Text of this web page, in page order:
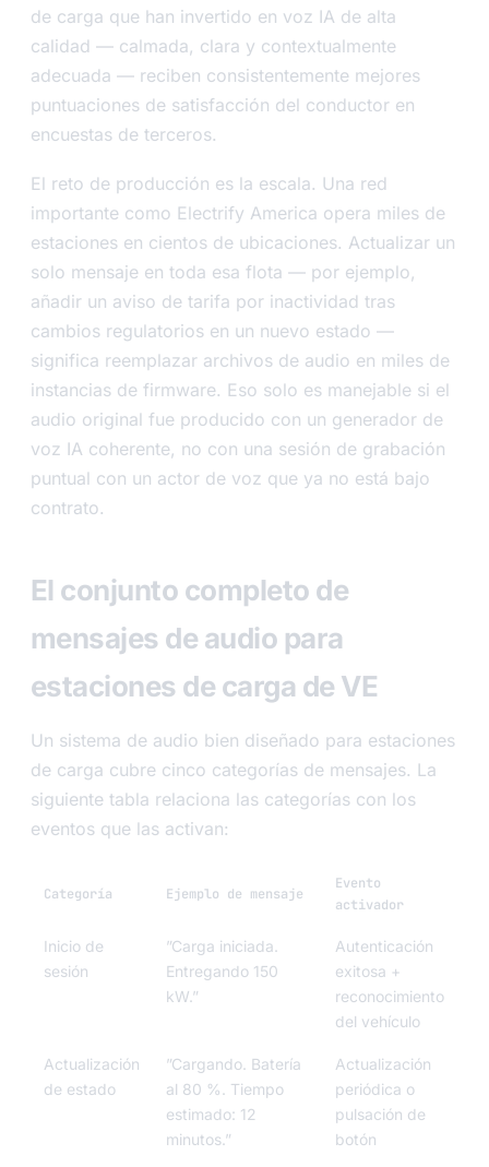
de carga que han invertido en voz IA de alta
calidad — calmada, clara y contextualmente
adecuada — reciben consistentemente mejores
puntuaciones de satisfacción del conductor en
encuestas de terceros.
El reto de producción es la escala. Una red
importante como Electrify America opera miles de
estaciones en cientos de ubicaciones. Actualizar un
solo mensaje en toda esa flota — por ejemplo,
añadir un aviso de tarifa por inactividad tras
cambios regulatorios en un nuevo estado —
significa reemplazar archivos de audio en miles de
instancias de firmware. Eso solo es manejable si el
audio original fue producido con un generador de
voz IA coherente, no con una sesión de grabación
puntual con un actor de voz que ya no está bajo
contrato.
El conjunto completo de
mensajes de audio para
estaciones de carga de VE
Un sistema de audio bien diseñado para estaciones
de carga cubre cinco categorías de mensajes. La
siguiente tabla relaciona las categorías con los
eventos que las activan:
Categoría Ejemplo de mensaje
Evento
activador
Inicio de
sesión
”Carga iniciada.
Entregando 150
kW.”
Autenticación
exitosa +
reconocimiento
del vehículo
Actualización
de estado
”Cargando. Batería
al 80 %. Tiempo
estimado: 12
minutos.”
Actualización
periódica o
pulsación de
botón